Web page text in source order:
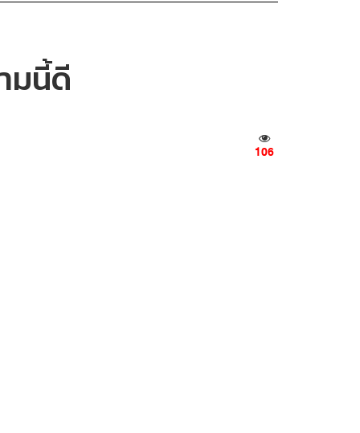
มนี้ดี
106